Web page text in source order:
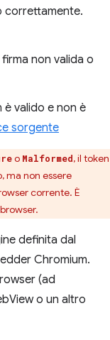
correttamente.
non valida o
è valido e non è
sorgente
o Malformed, il token
ma non essere
corrente. È
definita dal
Chromium.
(ad
o un altro